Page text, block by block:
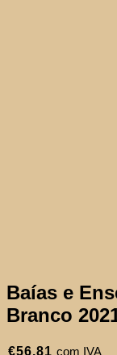
Baías e
Branco
€56,81 com IVA